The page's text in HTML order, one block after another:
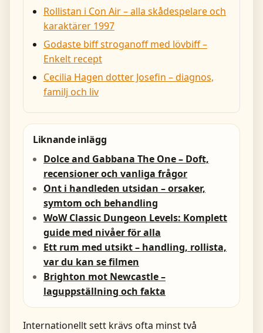
Rollistan i Con Air – alla skådespelare och
karaktärer 1997
Godaste biff stroganoff med lövbiff –
Enkelt recept
Cecilia Hagen dotter Josefin – diagnos,
familj och liv
Liknande inlägg
Dolce and Gabbana The One – Doft,
recensioner och vanliga frågor
Ont i handleden utsidan – orsaker,
symtom och behandling
WoW Classic Dungeon Levels: Komplett
guide med nivåer för alla
Ett rum med utsikt – handling, rollista,
var du kan se filmen
Brighton mot Newcastle –
laguppställning och fakta
Internationellt sett krävs ofta minst två